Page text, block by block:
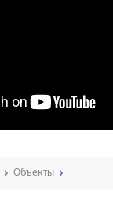
Объекты